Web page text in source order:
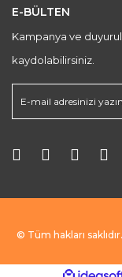
E-BÜLTEN
Kampanya ve
kaydolabilirsiniz.
© Tüm hakları